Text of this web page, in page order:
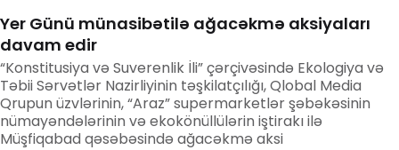
Yer Günü münasibətilə ağacəkmə aksiyaları
davam edir
“Konstitusiya və Suverenlik İli” çərçivəsində Ekologiya və
Təbii Sərvətlər Nazirliyinin təşkilatçılığı, Qlobal Media
Qrupun üzvlərinin, “Araz” supermarketlər şəbəkəsinin
nümayəndələrinin və ekokönüllülərin iştirakı ilə
Müşfiqabad qəsəbəsində ağacəkmə aksi